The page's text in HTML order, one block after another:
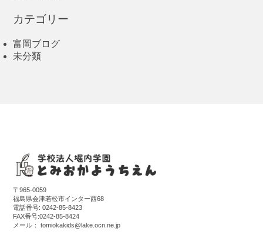
カテゴリー
富岡ブログ
未分類
〒965-0059
福島県会津若松市インター西68
電話番号:0242-85-8423
FAX番号:0242-85-8424
メール：tomiokakids@lake.ocn.ne.jp